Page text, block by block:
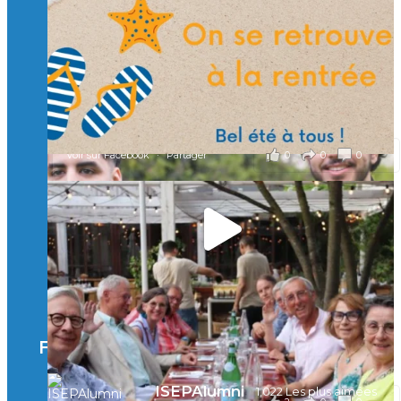
🎯 Taxe d’apprentissage 2026 : avec l'Isep, investissez pour
un numérique au service de l'humain !
À l’Isep, nous formons des ingénieurs, des bachelors, des
Mastères Spécialisés, qui allient excellence technologique et
valeurs humaines, au cœur de notre pro
...Voir plus
il y a 2 mois
0 0 0
Voir sur Facebook · Partager
🚀Afterwork à Genève 🚀
🥳 Le 22 avril dernier, 14 Alumni vivant / travaillant
en Suisse ont partagé un moment convivial de
retrouvailles et d'échanges !
Merci à tous pour votre présence et à Alexandre
CHEA pour l'organisation !
il y a 3 mois
Facebook
ISEPAlumni 1,022 Les plus aimées